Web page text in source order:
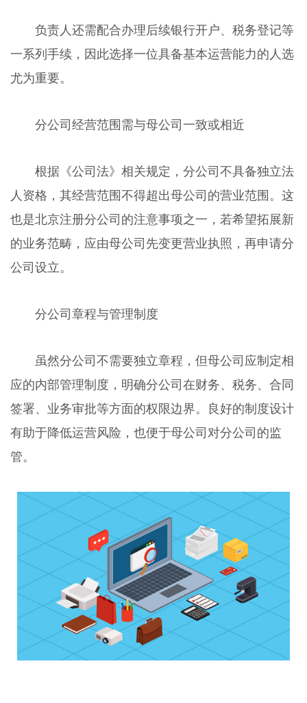
负责人还需配合办理后续银行开户、税务登记等
一系列手续，因此选择一位具备基本运营能力的人选
尤为重要。
分公司经营范围需与母公司一致或相近
根据《公司法》相关规定，分公司不具备独立法
人资格，其经营范围不得超出母公司的营业范围。这
也是北京注册分公司的注意事项之一，若希望拓展新
的业务范畴，应由母公司先变更营业执照，再申请分
公司设立。
分公司章程与管理制度
虽然分公司不需要独立章程，但母公司应制定相
应的内部管理制度，明确分公司在财务、税务、合同
签署、业务审批等方面的权限边界。良好的制度设计
有助于降低运营风险，也便于母公司对分公司的监
管。